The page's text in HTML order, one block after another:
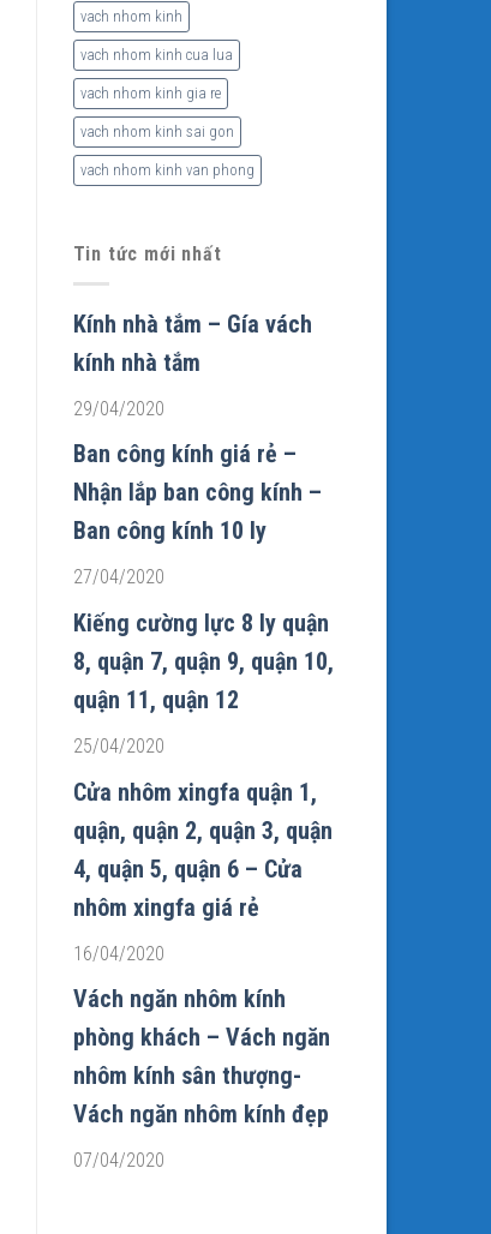
vach nhom kinh
vach nhom kinh cua lua
vach nhom kinh gia re
vach nhom kinh sai gon
vach nhom kinh van phong
Tin tức mới nhất
Kính nhà tắm – Gía vách
kính nhà tắm
29/04/2020
Ban công kính giá rẻ –
Nhận lắp ban công kính –
Ban công kính 10 ly
27/04/2020
Kiếng cường lực 8 ly quận
8, quận 7, quận 9, quận 10,
quận 11, quận 12
25/04/2020
Cửa nhôm xingfa quận 1,
quận, quận 2, quận 3, quận
4, quận 5, quận 6 – Cửa
nhôm xingfa giá rẻ
16/04/2020
Vách ngăn nhôm kính
phòng khách – Vách ngăn
nhôm kính sân thượng-
Vách ngăn nhôm kính đẹp
07/04/2020